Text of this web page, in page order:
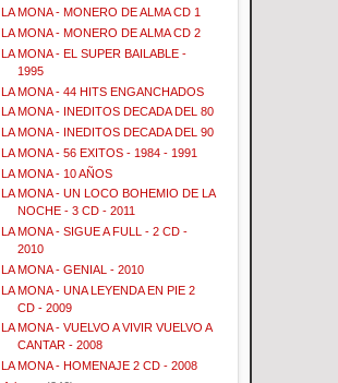
LA MONA - MONERO DE ALMA CD 1
LA MONA - MONERO DE ALMA CD 2
LA MONA - EL SUPER BAILABLE -
1995
LA MONA - 44 HITS ENGANCHADOS
LA MONA - INEDITOS DECADA DEL 80
LA MONA - INEDITOS DECADA DEL 90
LA MONA - 56 EXITOS - 1984 - 1991
LA MONA - 10 AÑOS
LA MONA - UN LOCO BOHEMIO DE LA
NOCHE - 3 CD - 2011
LA MONA - SIGUE A FULL - 2 CD -
2010
LA MONA - GENIAL - 2010
LA MONA - UNA LEYENDA EN PIE 2
CD - 2009
LA MONA - VUELVO A VIVIR VUELVO A
CANTAR - 2008
LA MONA - HOMENAJE 2 CD - 2008